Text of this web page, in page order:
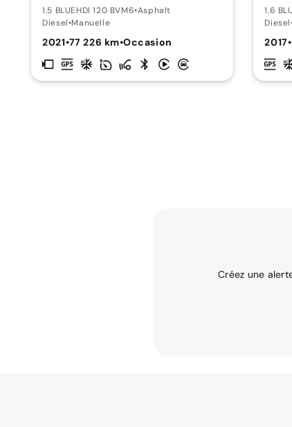
1.5 BLUEHDI 120 BVM6•Asphalt
Diesel•Manuelle
2021•77 226 km•Occasion
1.6
Diesel
2017•
Créez une